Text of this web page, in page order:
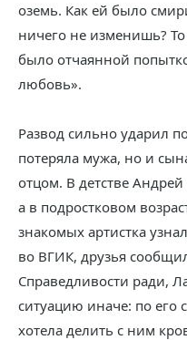
оземь. Как ей было
ничего не изменишь?
было отчаянной
любовь».
Развод сильно ударил
потеряла мужа, но и
отцом. В детстве
а в подростковом
знакомых артистка
во ВГИК, друзья
Справедливости ради,
ситуацию иначе: по его
хотела делить с ним